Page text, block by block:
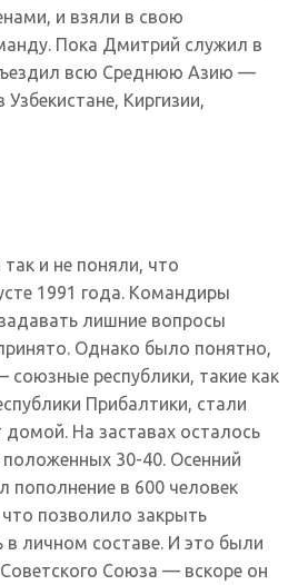
и взяли в свою
Пока Дмитрий служил в
всю Среднюю Азию —
Киргизии,
и не поняли, что
1991 года. Командиры
лишние вопросы
Однако было понятно,
республики, такие как
Прибалтики, стали
На заставах осталось
30-40. Осенний
пополнение в 600 человек
позволило закрыть
личном составе. И это были
Союза — вскоре он